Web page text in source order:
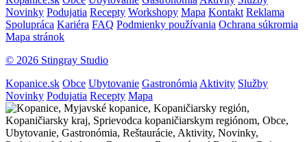
Novinky Podujatia Recepty Workshopy Mapa Kontakt Reklama
Spolupráca Kariéra FAQ Podmienky používania Ochrana súkromia
Mapa stránok
© 2026 Stingray Studio
Kopanice.sk Obce Ubytovanie Gastronómia Aktivity Služby
Novinky Podujatia Recepty Mapa